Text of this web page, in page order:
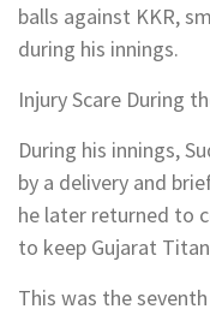
balls against KKR,
during his innings.
Injury Scare During
During his innings,
by a delivery and
he later returned to
to keep Gujarat
This was the